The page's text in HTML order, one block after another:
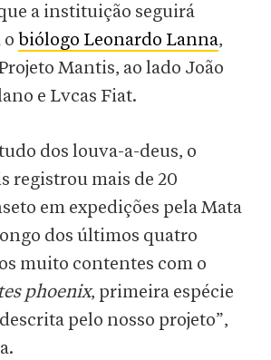
a instituição seguirá
o biólogo Leonardo Lanna,
Mantis, ao lado João
e Lvcas Fiat.
dos louva-a-deus, o
registrou mais de 20
em expedições pela Mata
dos últimos quatro
muito contentes com o
phoenix, primeira espécie
pelo nosso projeto”,